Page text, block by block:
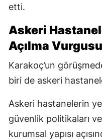
etti.
Askeri
Açılma Vurgusu
Karakoç’un
biri de askeri
Askeri hastanelerin
güvenlik politikaları
kurumsal yapısı